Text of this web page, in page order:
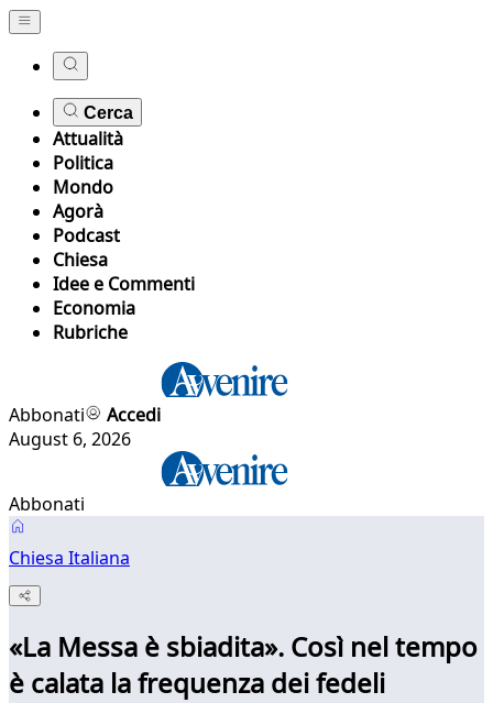
Cerca
Attualità
Politica
Mondo
Agorà
Podcast
Chiesa
Idee e Commenti
Economia
Rubriche
Abbonati
Accedi
August 6, 2026
Abbonati
Chiesa Italiana
«La Messa è sbiadita». Così nel tempo
è calata la frequenza dei fedeli